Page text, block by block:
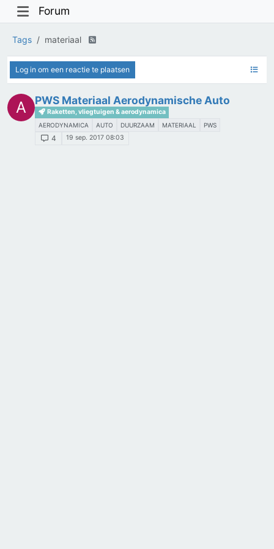
Forum
Tags materiaal
Log in om een reactie te plaatsen
A PWS Materiaal Aerodynamische Auto
Raketten, vliegtuigen & aerodynamica
AERODYNAMICA AUTO DUURZAAM MATERIAAL PWS
4 19 sep. 2017 08:03